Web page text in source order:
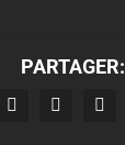
PARTAGER: